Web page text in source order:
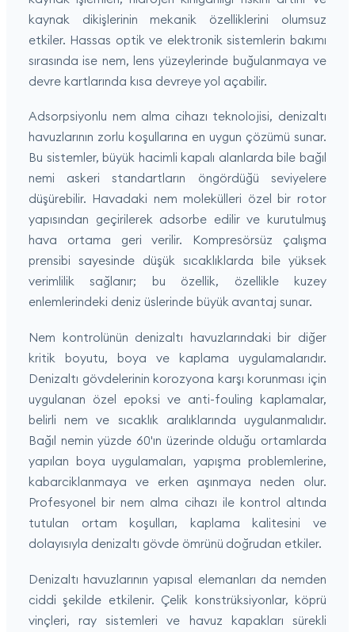
kaynak dikişlerinin mekanik özelliklerini olumsuz
etkiler. Hassas optik ve elektronik sistemlerin bakımı
sırasında ise nem, lens yüzeylerinde buğulanmaya ve
devre kartlarında kısa devreye yol açabilir.
Adsorpsiyonlu nem alma cihazı teknolojisi, denizaltı
havuzlarının zorlu koşullarına en uygun çözümü sunar.
Bu sistemler, büyük hacimli kapalı alanlarda bile bağıl
nemi askeri standartların öngördüğü seviyelere
düşürebilir. Havadaki nem molekülleri özel bir rotor
yapısından geçirilerek adsorbe edilir ve kurutulmuş
hava ortama geri verilir. Kompresörsüz çalışma
prensibi sayesinde düşük sıcaklıklarda bile yüksek
verimlilik sağlanır; bu özellik, özellikle kuzey
enlemlerindeki deniz üslerinde büyük avantaj sunar.
Nem kontrolünün denizaltı havuzlarındaki bir diğer
kritik boyutu, boya ve kaplama uygulamalarıdır.
Denizaltı gövdelerinin korozyona karşı korunması için
uygulanan özel epoksi ve anti-fouling kaplamalar,
belirli nem ve sıcaklık aralıklarında uygulanmalıdır.
Bağıl nemin yüzde 60'ın üzerinde olduğu ortamlarda
yapılan boya uygulamaları, yapışma problemlerine,
kabarciklanmaya ve erken aşınmaya neden olur.
Profesyonel bir nem alma cihazı ile kontrol altında
tutulan ortam koşulları, kaplama kalitesini ve
dolayısıyla denizaltı gövde ömrünü doğrudan etkiler.
Denizaltı havuzlarının yapısal elemanları da nemden
ciddi şekilde etkilenir. Çelik konstrüksiyonlar, köprü
vinçleri, ray sistemleri ve havuz kapakları sürekli